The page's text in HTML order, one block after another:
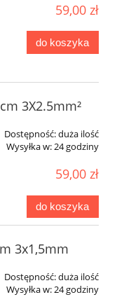
59,00 zł
do koszyka
3X2.5mm²
Dostępność:duża ilość
Wysyłka w:24 godziny
59,00 zł
do koszyka
3x1,5mm
Dostępność:duża ilość
Wysyłka w:24 godziny